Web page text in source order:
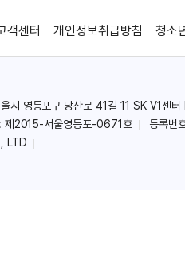
객센터 개인정보취급방침 청소
시 영등포구 당산로 41길 11 SK V1센
제2015-서울영등포-0671호
등록번
LTD